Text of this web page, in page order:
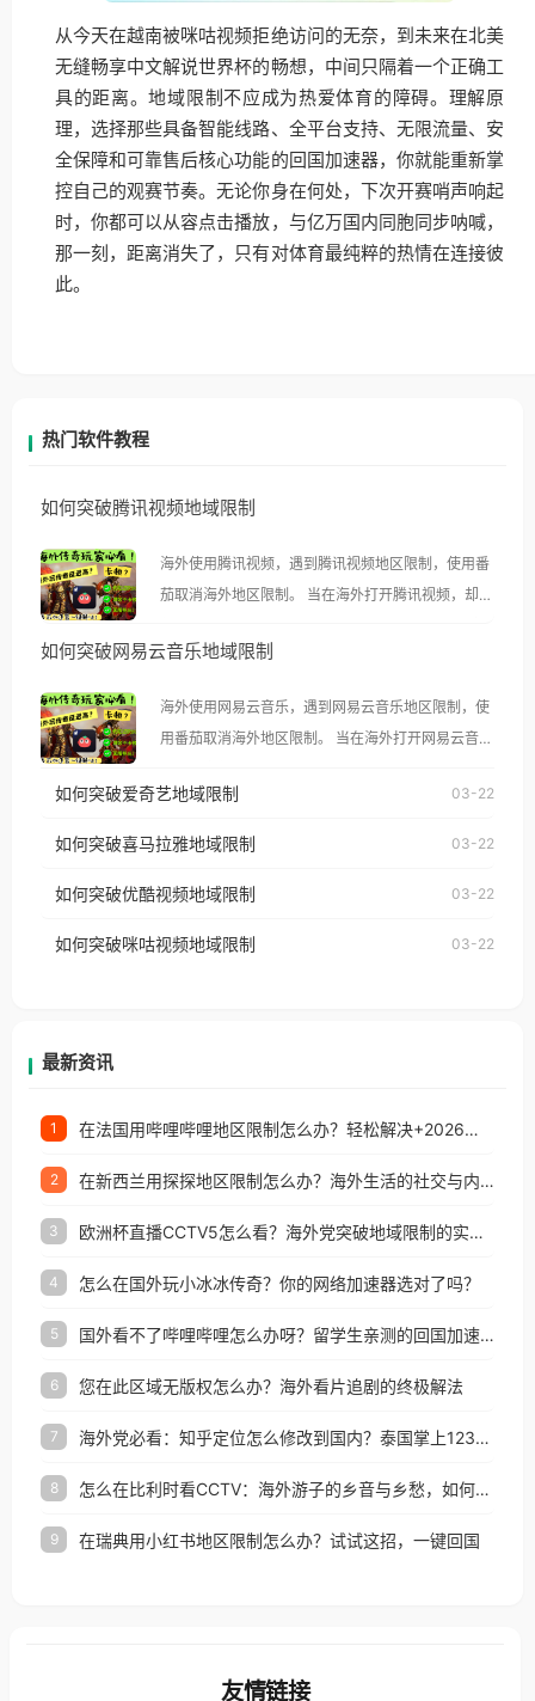
从今天在越南被咪咕视频拒绝访问的无奈，到未来在北美
无缝畅享中文解说世界杯的畅想，中间只隔着一个正确工
具的距离。地域限制不应成为热爱体育的障碍。理解原
理，选择那些具备智能线路、全平台支持、无限流量、安
全保障和可靠售后核心功能的回国加速器，你就能重新掌
控自己的观赛节奏。无论你身在何处，下次开赛哨声响起
时，你都可以从容点击播放，与亿万国内同胞同步呐喊，
那一刻，距离消失了，只有对体育最纯粹的热情在连接彼
此。
热门软件教程
如何突破腾讯视频地域限制
海外使用腾讯视频，遇到腾讯视频地区限制，使用番
茄取消海外地区限制。 当在海外打开腾讯视频，却突
示语。 海外用户如香港、澳门、台湾、美国、加拿
像其他音乐平台一样，出现地区及版权限制问题，且
仅能在中国大陆地区播放。 遇到这个问题的朋友们，
使用番茄回国加速器，即可解决「海外用户收听腾讯
台湾、美国、加拿大、澳大利亚、欧洲等国家和地区
权限制所困扰。
如何突破网易云音乐地域限制
海外使用网易云音乐，遇到网易云音乐地区限制，使
用番茄取消海外地区限制。 当在海外打开网易云音
播放”的提示语。 海外用户如香港、澳门、台湾、美
国、加拿大、澳大利亚、欧洲等国家和地区时，网易
制问题，且仅能在中国大陆地区播放。 遇到这个问题
户收听网易云音乐地区版权限制」的问题，无论人在
如何突破爱奇艺地域限制 03-22
如何突破喜马拉雅地域限制 03-22
如何突破优酷视频地域限制 03-22
如何突破咪咕视频地域限制 03-22
最新资讯
1 在法国用哔哩哔哩地区限制怎么办？轻松解决+2026世界杯看球攻略
2 在新西兰用探探地区限制怎么办？海外生活的社交与内容之困
3 欧洲杯直播CCTV5怎么看？海外党突破地域限制的实用指南
4 怎么在国外玩小冰冰传奇？你的网络加速器选对了吗？
5 国外看不了哔哩哔哩怎么办呀？留学生亲测的回国加速全攻略（含酷我音乐渤海银行解决方法）
6 您在此区域无版权怎么办？海外看片追剧的终极解法
7 海外党必看：知乎定位怎么修改到国内？泰国掌上12333、印度天府通难题全解决！
8 怎么在比利时看CCTV：海外游子的乡音与乡愁，如何一键连接？
9 在瑞典用小红书地区限制怎么办？试试这招，一键回国
友情链接